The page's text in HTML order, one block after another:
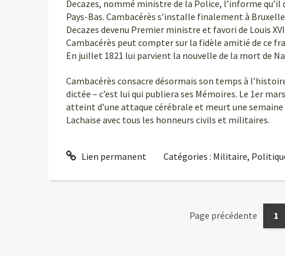
Decazes, nommé ministre de la Police, l’informe
Pays-Bas. Cambacérès s’installe finalement à
Decazes devenu Premier ministre et favori de Louis
Cambacérès peut compter sur la fidèle amitié de ce
En juillet 1821 lui parvient la nouvelle de la mort de
Cambacérès consacre désormais son temps à
dictée – c’est lui qui publiera ses Mémoires. Le 1er
atteint d’une attaque cérébrale et meurt une
Lachaise avec tous les honneurs civils et militaires.
Lien permanent Catégories : Militaire,
Page précédente 1